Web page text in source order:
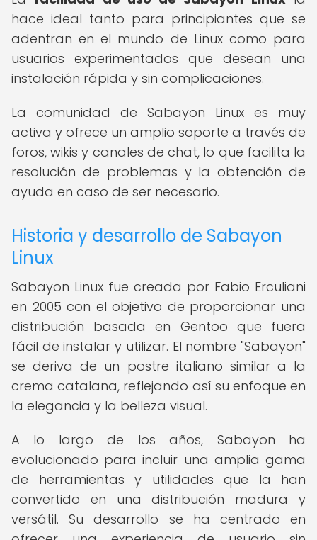
hace ideal tanto para principiantes que se
adentran en el mundo de Linux como para
usuarios experimentados que desean una
instalación rápida y sin complicaciones.
La comunidad de Sabayon Linux es muy
activa y ofrece un amplio soporte a través de
foros, wikis y canales de chat, lo que facilita la
resolución de problemas y la obtención de
ayuda en caso de ser necesario.
Historia y desarrollo de Sabayon
Linux
Sabayon Linux fue creada por Fabio Erculiani
en 2005 con el objetivo de proporcionar una
distribución basada en Gentoo que fuera
fácil de instalar y utilizar. El nombre "Sabayon"
se deriva de un postre italiano similar a la
crema catalana, reflejando así su enfoque en
la elegancia y la belleza visual.
A lo largo de los años, Sabayon ha
evolucionado para incluir una amplia gama
de herramientas y utilidades que la han
convertido en una distribución madura y
versátil. Su desarrollo se ha centrado en